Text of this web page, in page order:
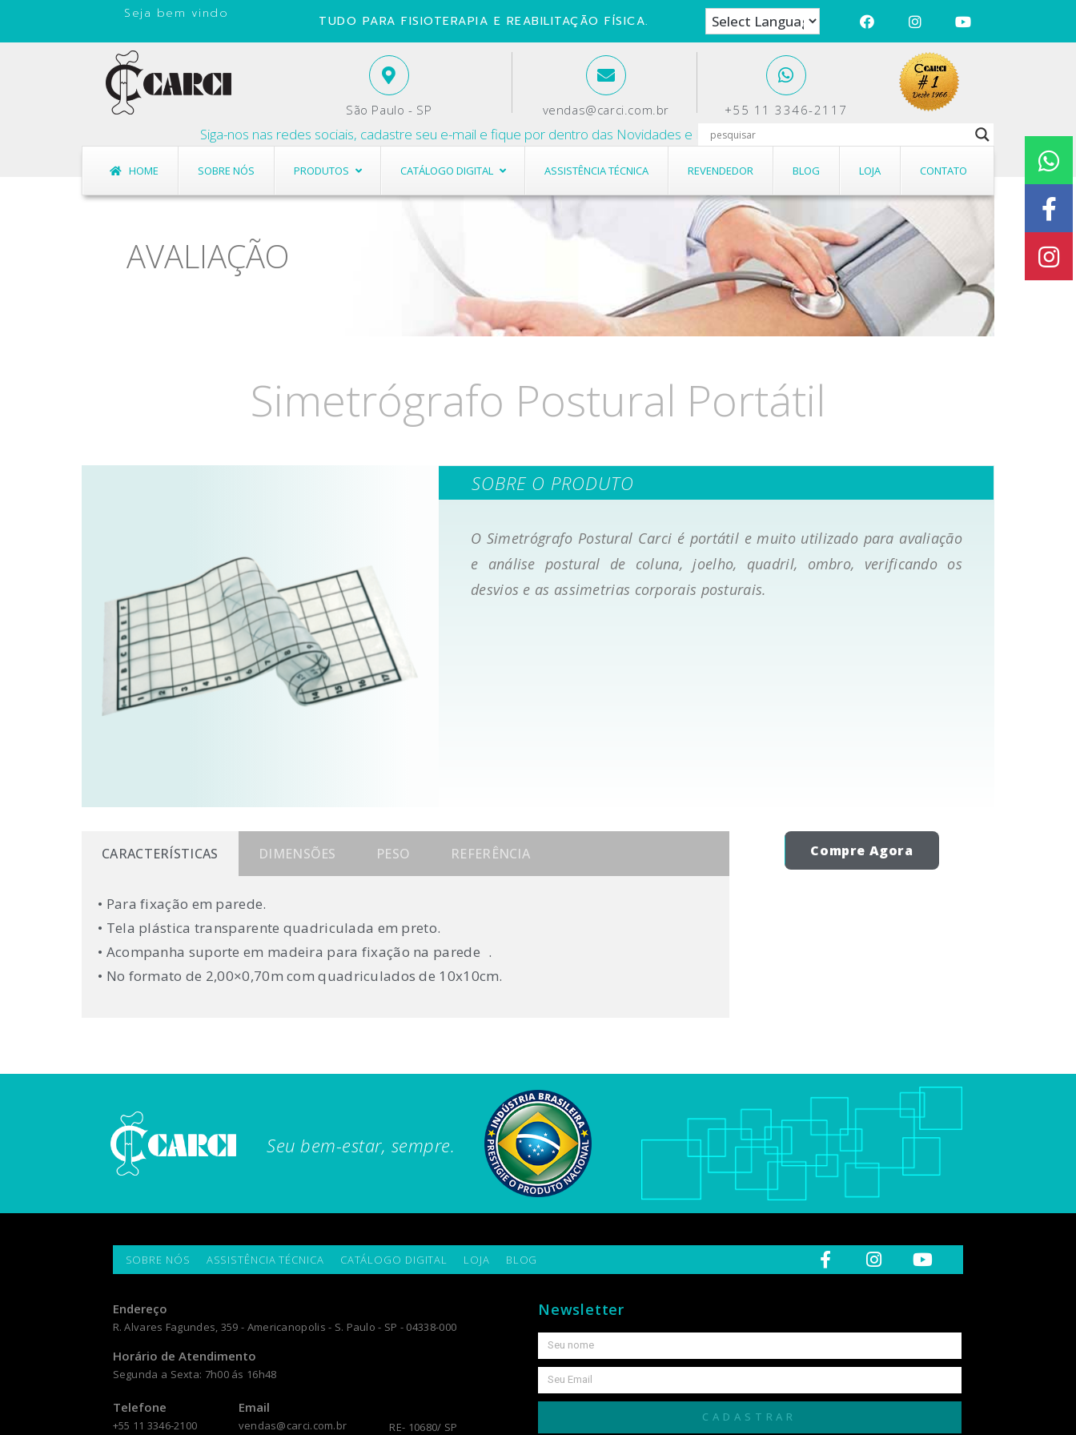
Seja bem vindo TUDO PARA FISIOTERAPIA E REABILITAÇÃO FÍSICA.
São Paulo - SP vendas@carci.com.br +55 11 3346-2117
Siga-nos nas redes sociais, cadastre seu e-mail e fique por dentro das Novidades e Promoções.
HOME SOBRE NÓS PRODUTOS CATÁLOGO DIGITAL ASSISTÊNCIA TÉCNICA REVENDEDOR BLOG LOJA CONTATO
AVALIAÇÃO
Simetrógrafo Postural Portátil
SOBRE O PRODUTO
O Simetrógrafo Postural Carci é portátil e muito utilizado para avaliação
e análise postural de coluna, joelho, quadril, ombro, verificando os
desvios e as assimetrias corporais posturais.
CARACTERÍSTICAS DIMENSÕES PESO REFERÊNCIA
• Para fixação em parede.
• Tela plástica transparente quadriculada em preto.
• Acompanha suporte em madeira para fixação na parede .
• No formato de 2,00×0,70m com quadriculados de 10x10cm.
Compre Agora
Seu bem-estar, sempre.
SOBRE NÓS ASSISTÊNCIA TÉCNICA CATÁLOGO DIGITAL LOJA BLOG
Endereço
R. Alvares Fagundes, 359 - Americanopolis - S. Paulo - SP - 04338-000
Horário de Atendimento
Segunda a Sexta: 7h00 ás 16h48
Telefone
+55 11 3346-2100
Email
vendas@carci.com.br RE- 10680/ SP
Newsletter
CADASTRAR